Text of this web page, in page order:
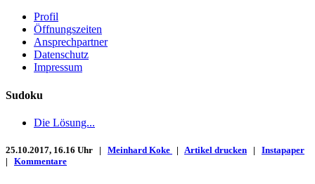
Profil
Öffnungszeiten
Ansprechpartner
Datenschutz
Impressum
Sudoku
Die Lösung...
25.10.2017, 16.16 Uhr | Meinhard Koke | Artikel drucken | Instapaper
| Kommentare